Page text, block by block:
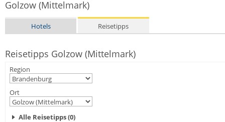
Golzow (Mittelmark)
Hotels Reisetipps
Reisetipps Golzow (Mittelmark)
Region
Ort
Alle Reisetipps (0)